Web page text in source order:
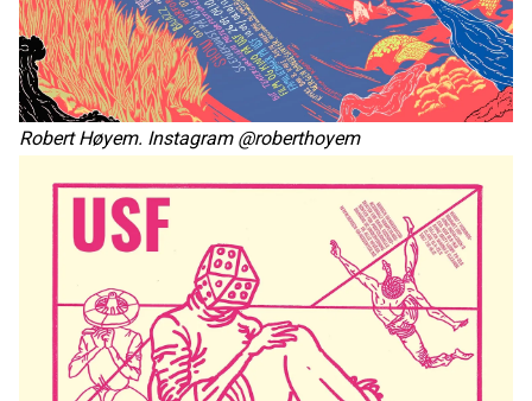
Robert Høyem. Instagram @roberthoyem